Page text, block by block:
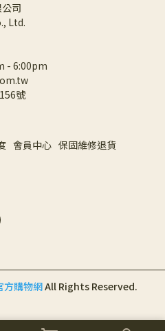
司
Ltd.
- 6:00pm
號
會員中心 保固維修退貨
購物網All Rights Reserved.